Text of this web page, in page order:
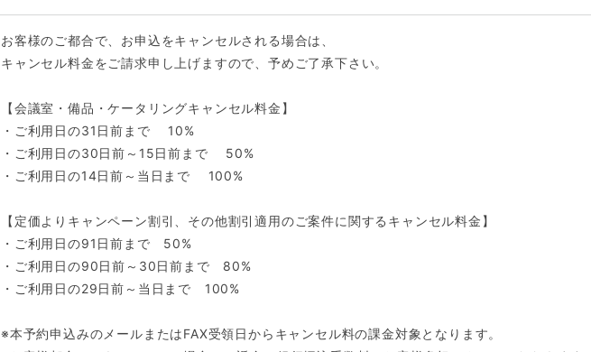
お客様のご都合で、お申込をキャンセルされる場合は、
キャンセル料金をご請求申し上げますので、予めご了承下さい。
【会議室・備品・ケータリングキャンセル料金】
・ご利用日の31日前まで 10%
・ご利用日の30日前～15日前まで 50%
・ご利用日の14日前～当日まで 100%
【定価よりキャンペーン割引、その他割引適用のご案件に関するキャンセル料金】
・ご利用日の91日前まで 50%
・ご利用日の90日前～30日前まで 80%
・ご利用日の29日前～当日まで 100%
※本予約申込みのメールまたはFAX受領日からキャンセル料の課金対象となります。